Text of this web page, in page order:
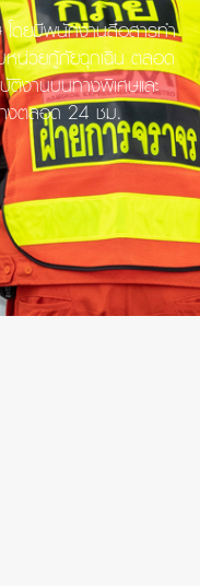
ดยมีพนักงานสื่อสารทำ
หน่วยกู้ภัยฉุกเฉิน ตลอด
งานบนทางพิเศษและ
งตลอด 24 ชม.